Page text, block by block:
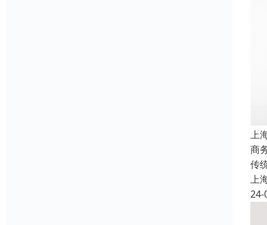
上
商
传
上
24-